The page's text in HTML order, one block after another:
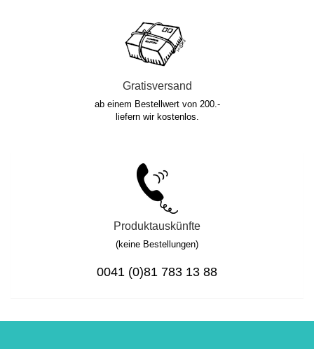
Gratisversand
ab einem Bestellwert von 200.-
liefern wir kostenlos.
Produktauskünfte
(keine Bestellungen)
0041 (0)81 783 13 88